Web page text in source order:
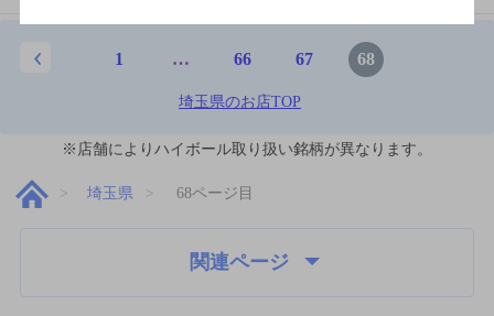
1 … 66 67 68
埼玉県のお店TOP
※店舗によりハイボール取り扱い銘柄が異なります。
埼玉県 68ページ目
関連ページ